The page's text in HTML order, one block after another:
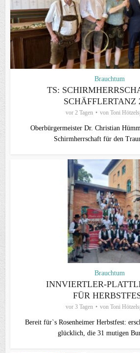
Brauchtum
TS:
SCHÄFFLERTANZ
vor 2 Tagen von Toni
Oberbürgermeister Dr. Christian
Schirmherrschaft für den
Brauchtum
INNVIERTLER-
FÜR
vor 3 Tagen von Toni
Bereit für`s Rosenheimer Herbstfest:
glücklich, die 31 mutigen